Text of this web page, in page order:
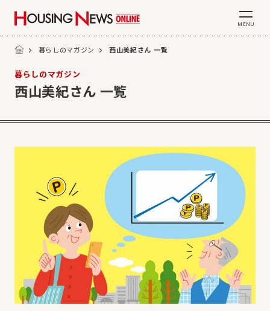
MENU
暮らしのマガジン 西山美紀さん 一覧
暮らしのマガジン
西山美紀さん 一覧